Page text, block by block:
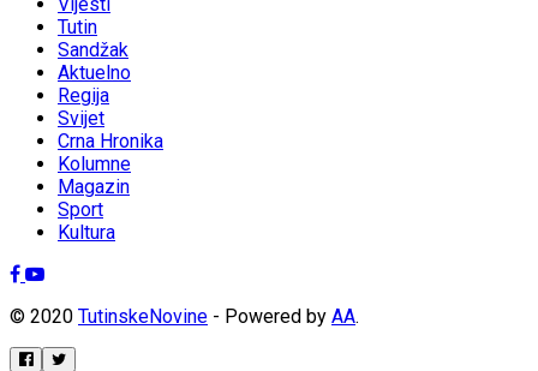
Tutin
Sandžak
Aktuelno
Regija
Svijet
Crna Hronika
Kolumne
Magazin
Sport
Kultura
© 2020 TutinskeNovine - Powered by AA.